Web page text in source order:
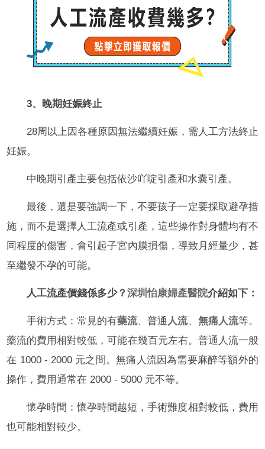
3、晚期妊娠終止
28周以上因各種原因無法繼續妊娠，需人工方法終止
妊娠。
中晚期引產主要包括依沙吖啶引產和水囊引產。
最後，還是要強調一下，不要孩子一定要採取避孕措
施，而不是選擇人工流產或引產，這些操作對身體均有不
同程度的傷害，會引起子宮內膜損傷，導致月經量少，甚
至繼發不孕的可能。
人工流產價錢係多少？ 深圳怡康婦產醫院介紹如下：
手術方式：常見的有藥流、普通 人流、 無痛人流等。
藥流的費用相對較低，可能在幾百元左右。普通人流一般
在 1000 - 2000 元之間。無痛人流因為需要麻醉等額外的
操作，費用通常在 2000 - 5000 元不等。
懷孕時間：懷孕時間越短，手術難度相對較低，費用
也可能相對較少。